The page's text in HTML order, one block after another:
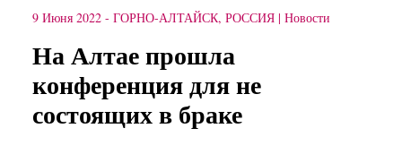
9 Июня 2022 - ГОРНО-АЛТАЙСК, РОССИЯ Новости
На Алтае прошла
конференция для не
состоящих в браке